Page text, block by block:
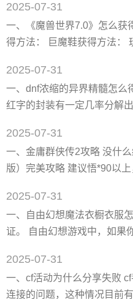
机游戏(魔兽争霸)。也是区别
者说是游戏方式。 狭义的魔
图。广义的魔兽rpg：已经包
2025-07-31
一、《魔兽世界7.0》怎么获
得方法： 巨魔鞋获得方法：
**巨魔鞋 属*介绍 幻化外观
到了破碎海滩任务线的非恶
npc。（建议先去买了鞋子，
2025-07-31
一、dnf浓缩的异界精髓怎么
红字的封装有一定几率分解
几率爆出浓缩的异界精髓。
的异界精髓"，搜到了之后直
界精髓介绍和作用： 浓缩的
2025-07-31
一、金庸群侠传2攻略 没什
版）完美攻略 建议悟*90以
一、推荐开*： 在衡阳城,救
老道可以不要马上去客栈。
事：到少林寺去偷！千万别
2025-07-31
一、自由幻想魔法衣橱衣服
证。 自由幻想游戏中，如果
取出来，提取后，变装为**
《自由幻想》手游是一款大
2025-07-31
一、cf活动为什么分享失败
连接的问题，这种情况目前